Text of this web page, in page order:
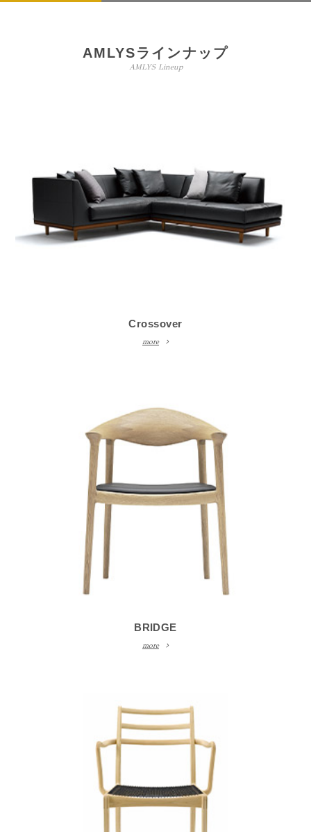
AMLYSラインナップ
AMLYS Lineup
Crossover
more
BRIDGE
more